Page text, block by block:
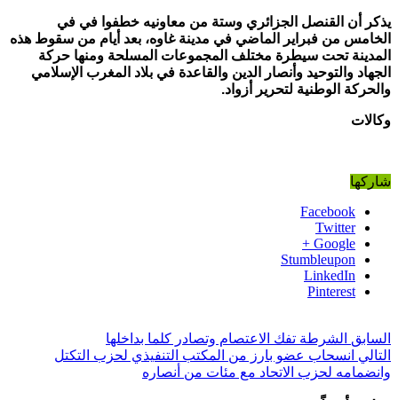
يذكر أن القنصل الجزائري وستة من معاونيه خطفوا في في
الخامس من فبراير الماضي في مدينة غاوه، بعد أيام من سقوط هذه
المدينة تحت سيطرة مختلف المجموعات المسلحة ومنها حركة
الجهاد والتوحيد وأنصار الدين والقاعدة في بلاد المغرب الإسلامي
والحركة الوطنية لتحرير أزواد.
وكالات
شاركها
Facebook
Twitter
Google +
Stumbleupon
LinkedIn
Pinterest
السابق الشرطة تفك الاعتصام وتصادر كلما بداخلها
التالي انسحاب عضو بارز من المكتب التنفيذي لحزب التكتل
وانضمامه لحزب الاتحاد مع مئات من أنصاره